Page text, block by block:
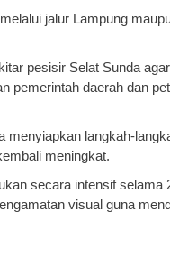
jalur Lampung
pesisir Selat Sunda
pemerintah daerah dan
menyiapkan langkah-
meningkat.
secara intensif selama
visual guna